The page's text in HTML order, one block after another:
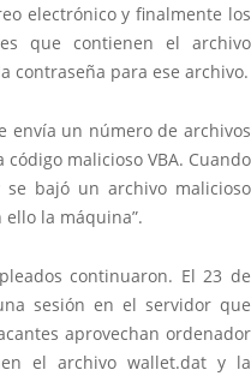
electrónico y finalmente los
que contienen el archivo
contraseña para ese archivo.
envía un número de archivos
malicioso VBA. Cuando
bajó un archivo malicioso
ello la máquina”.
continuaron. El 23 de
sesión en el servidor que
aprovechan ordenador
el archivo wallet.dat y la